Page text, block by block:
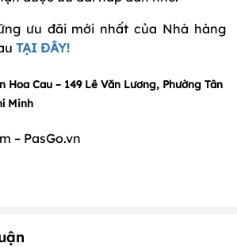
ưu đãi mới nhất của Nhà hàng
TẠI ĐÂY!
Hoa Cau – 149 Lê Văn Lương, Phường Tân
Minh
– PasGo.vn